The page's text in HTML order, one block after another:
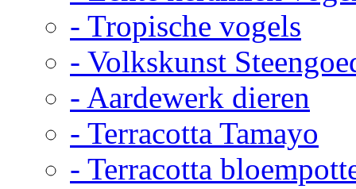
- Tropische vogels
- Volkskunst
- Aardewerk dieren
- Terracotta Tamayo
- Terracotta